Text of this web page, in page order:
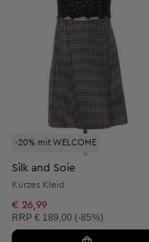
-20% mit WELCOME
Silk and Soie
Kurzes Kleid
€ 26,99
Unverbindliche Preisempfehlung:
RRP € 189,00 (-85%)